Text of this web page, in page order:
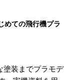
めての飛行機プラ
塗装までプラモデ